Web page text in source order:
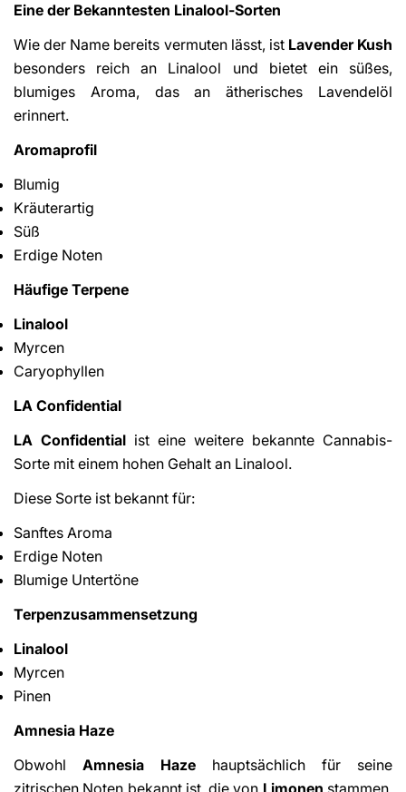
Eine der Bekanntesten Linalool-Sorten
Wie der Name bereits vermuten lässt, ist Lavender Kush
besonders reich an Linalool und bietet ein süßes,
blumiges Aroma, das an ätherisches Lavendelöl
erinnert.
Aromaprofil
Blumig
Kräuterartig
Süß
Erdige Noten
Häufige Terpene
Linalool
Myrcen
Caryophyllen
LA Confidential
LA Confidential ist eine weitere bekannte Cannabis-
Sorte mit einem hohen Gehalt an Linalool.
Diese Sorte ist bekannt für:
Sanftes Aroma
Erdige Noten
Blumige Untertöne
Terpenzusammensetzung
Linalool
Myrcen
Pinen
Amnesia Haze
Obwohl Amnesia Haze hauptsächlich für seine